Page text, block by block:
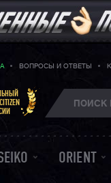
ВОПРОСЫ И ОТВЕТЫ
ORIENT